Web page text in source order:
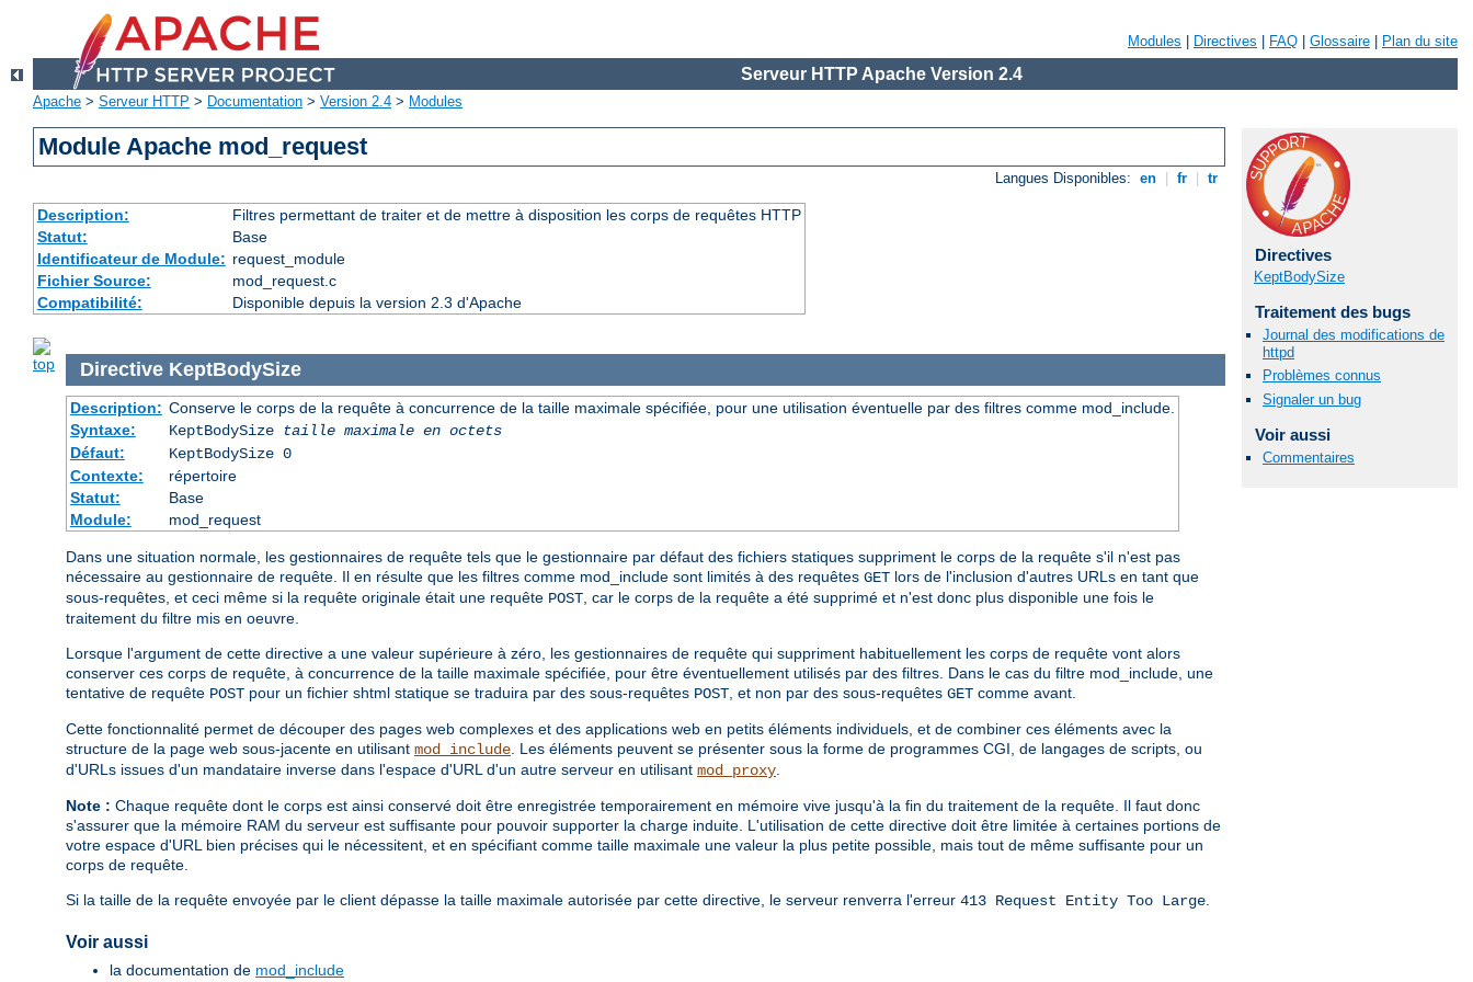
Modules Directives FAQ Glossaire Plan du site
Serveur HTTP Apache Version 2.4
Apache > Serveur HTTP > Documentation > Version 2.4 > Modules
Module Apache mod_request
Langues Disponibles: en fr tr
Description:
Filtres permettant de traiter et de mettre à disposition les corps de requêtes HTTP
Statut:
Base
Identificateur de Module: request_module
Fichier Source:
mod_request.c
Compatibilité:
Disponible depuis la version 2.3 d'Apache
Directives
KeptBodySize
Traitement des bugs
Journal des modifications de
httpd
Problèmes connus
Signaler un bug
Voir aussi
Commentaires
Directive KeptBodySize
Description: Conserve le corps de la requête à concurrence de la taille maximale spécifiée, pour une utilisation éventuelle par des filtres comme mod_include.
Syntaxe:
KeptBodySize
taille maximale en octets
Défaut:
KeptBodySize 0
Contexte:
répertoire
Statut:
Base
Module:
mod_request
Dans une situation normale, les gestionnaires de requête tels que le gestionnaire par défaut des fichiers statiques suppriment le corps de la requête s'il n'est pas
nécessaire au gestionnaire de requête. Il en résulte que les filtres comme mod_include sont limités à des requêtes GET lors de l'inclusion d'autres URLs en tant que
sous-requêtes, et ceci même si la requête originale était une requête POST , car le corps de la requête a été supprimé et n'est donc plus disponible une fois le
traitement du filtre mis en oeuvre.
Lorsque l'argument de cette directive a une valeur supérieure à zéro, les gestionnaires de requête qui suppriment habituellement les corps de requête vont alors
conserver ces corps de requête, à concurrence de la taille maximale spécifiée, pour être éventuellement utilisés par des filtres. Dans le cas du filtre mod_include, une
tentative de requête POST pour un fichier shtml statique se traduira par des sous-requêtes POST , et non par des sous-requêtes GET comme avant.
Cette fonctionnalité permet de découper des pages web complexes et des applications web en petits éléments individuels, et de combiner ces éléments avec la
structure de la page web sous-jacente en utilisant mod_include . Les éléments peuvent se présenter sous la forme de programmes CGI, de langages de scripts, ou
d'URLs issues d'un mandataire inverse dans l'espace d'URL d'un autre serveur en utilisant mod_proxy
Note : Chaque requête dont le corps est ainsi conservé doit être enregistrée temporairement en mémoire vive jusqu'à la fin du traitement de la requête. Il faut donc
s'assurer que la mémoire RAM du serveur est suffisante pour pouvoir supporter la charge induite. L'utilisation de cette directive doit être limitée à certaines portions de
votre espace d'URL bien précises qui le nécessitent, et en spécifiant comme taille maximale une valeur la plus petite possible, mais tout de même suffisante pour un
corps de requête.
Si la taille de la requête envoyée par le client dépasse la taille maximale autorisée par cette directive, le serveur renverra l'erreur 413 Request Entity Too Large
Voir aussi
la documentation de mod_include